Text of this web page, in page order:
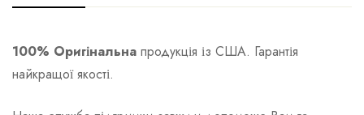
100% Оригінальна продукція із США. Гарантія
найкращої якості.